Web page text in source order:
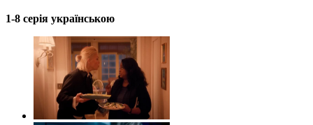
1-8 серія українською